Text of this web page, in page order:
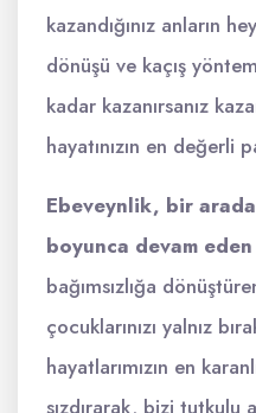
kazandığınız anların
dönüşü ve kaçış
kadar kazanırsanız
hayatınızın en değerli
Ebeveynlik, bir arada
boyunca devam
bağımsızlığa
çocuklarınızı yalnız
hayatlarımızın en
sızdırarak, bizi tutkulu